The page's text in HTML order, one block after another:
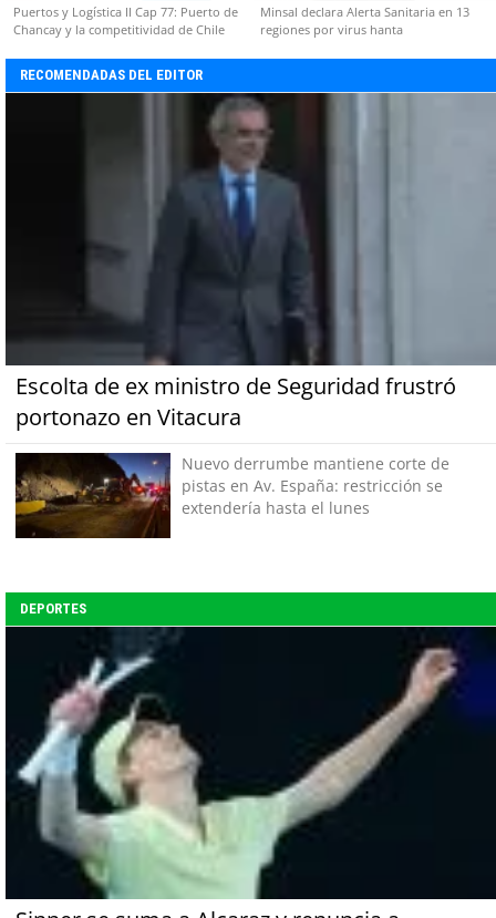
Puertos y Logística II Cap 77: Puerto de
Chancay y la competitividad de Chile
Minsal declara Alerta Sanitaria en 13
regiones por virus hanta
RECOMENDADAS DEL EDITOR
Escolta de ex ministro de Seguridad frustró
portonazo en Vitacura
Nuevo derrumbe mantiene corte de
pistas en Av. España: restricción se
extendería hasta el lunes
DEPORTES